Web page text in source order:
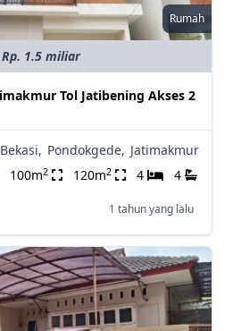
Rumah
Rp. 1.5 miliar
Tol Jatibening Akses 2
Bekasi, Pondokgede, Jatimakmur
100m2 120m2 4 4
1 tahun yang lalu